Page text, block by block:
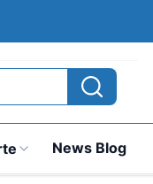
News Blog